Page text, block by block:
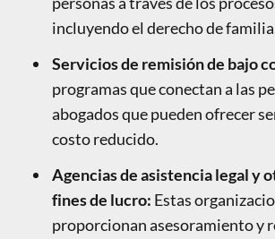
incluyendo el derecho de
Servicios de remisión de bajo
programas que conectan a las
abogados que pueden ofrecer
costo reducido.
Agencias de asistencia legal y
fines de lucro: Estas
proporcionan asesoramiento y